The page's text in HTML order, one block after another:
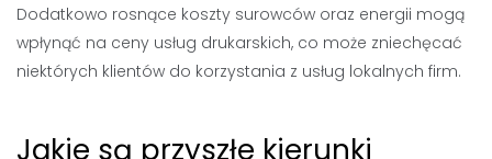
Dodatkowo rosnące koszty surowców oraz energii mogą
wpłynąć na ceny usług drukarskich, co może zniechęcać
niektórych klientów do korzystania z usług lokalnych firm.
Jakie są przyszłe kierunki